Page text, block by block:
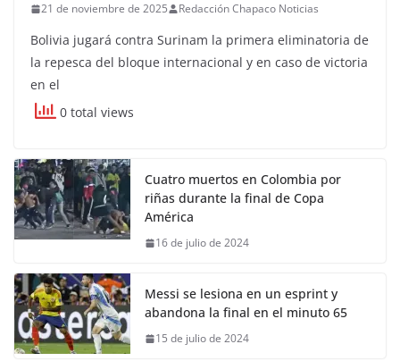
21 de noviembre de 2025 Redacción Chapaco Noticias
Bolivia jugará contra Surinam la primera eliminatoria de
la repesca del bloque internacional y en caso de victoria
en el
0 total views
Cuatro muertos en Colombia por
riñas durante la final de Copa
América
16 de julio de 2024
Messi se lesiona en un esprint y
abandona la final en el minuto 65
15 de julio de 2024